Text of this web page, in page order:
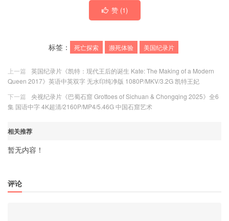
赞 (1)
标签： 死亡探索 濒死体验 美国纪录片
上一篇
英国纪录片《凯特：现代王后的诞生 Kate: The Making of a Modern
Queen 2017》英语中英双字 无水印纯净版 1080P/MKV/3.2G 凯特王妃
下一篇
央视纪录片《巴蜀石窟 Grottoes of Sichuan & Chongqing 2025》全6
集 国语中字 4K超清/2160P/MP4/5.46G 中国石窟艺术
相关推荐
暂无内容！
评论